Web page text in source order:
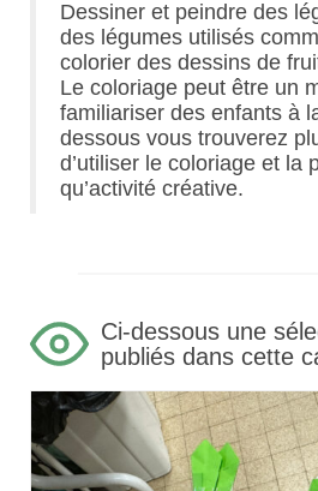
Dessiner et peindre des
des légumes utilisés
colorier des dessins de
Le coloriage peut être un
familiariser des enfants à
dessous vous trouverez
d’utiliser le coloriage et la
qu’activité créative.
Ci-dessous une
publiés dans cette